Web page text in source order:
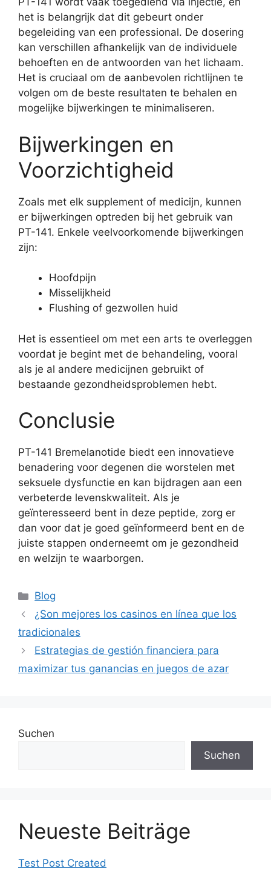
het is belangrijk dat dit gebeurt onder
begeleiding van een professional. De dosering
kan verschillen afhankelijk van de individuele
behoeften en de antwoorden van het lichaam.
Het is cruciaal om de aanbevolen richtlijnen te
volgen om de beste resultaten te behalen en
mogelijke bijwerkingen te minimaliseren.
Bijwerkingen en
Voorzichtigheid
Zoals met elk supplement of medicijn, kunnen
er bijwerkingen optreden bij het gebruik van
PT-141. Enkele veelvoorkomende bijwerkingen
zijn:
Hoofdpijn
Misselijkheid
Flushing of gezwollen huid
Het is essentieel om met een arts te overleggen
voordat je begint met de behandeling, vooral
als je al andere medicijnen gebruikt of
bestaande gezondheidsproblemen hebt.
Conclusie
PT-141 Bremelanotide biedt een innovatieve
benadering voor degenen die worstelen met
seksuele dysfunctie en kan bijdragen aan een
verbeterde levenskwaliteit. Als je
geïnteresseerd bent in deze peptide, zorg er
dan voor dat je goed geïnformeerd bent en de
juiste stappen onderneemt om je gezondheid
en welzijn te waarborgen.
Blog
¿Son mejores los casinos en línea que los
tradicionales
Estrategias de gestión financiera para
maximizar tus ganancias en juegos de azar
Suchen
Suchen
Neueste Beiträge
Test Post Created